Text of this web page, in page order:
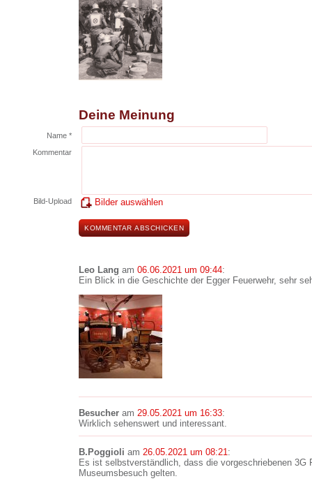
Deine Meinung
Name *
Kommentar
Bild-Upload Bilder auswählen
Leo Lang am 06.06.2021 um 09:44:
Ein Blick in die Geschichte der Egger Feuerwehr, sehr
Besucher am 29.05.2021 um 16:33:
Wirklich sehenswert und interessant.
B.Poggioli am 26.05.2021 um 08:21:
Es ist selbstverständlich, dass die vorgeschriebenen 3G
Museumsbesuch gelten.